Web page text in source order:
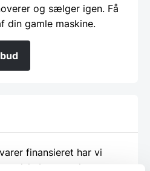
og sælger igen. Få
din gamle maskine.
finansieret har vi
samt eksterne